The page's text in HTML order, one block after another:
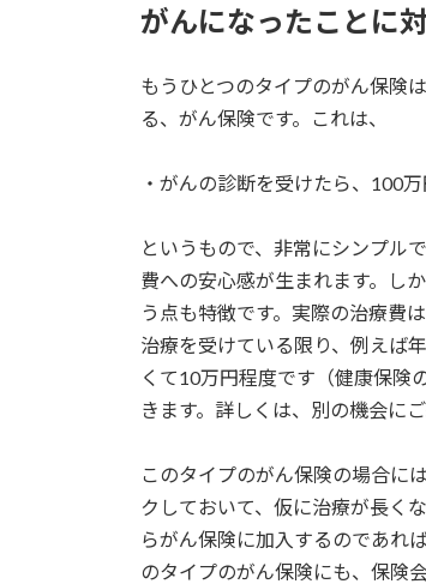
がんになったことに
もうひとつのタイプのがん保険
る、がん保険です。これは、
・がんの診断を受けたら、100
というもので、非常にシンプル
費への安心感が生まれます。し
う点も特徴です。実際の治療費
治療を受けている限り、例えば
くて10万円程度です（健康保険
きます。詳しくは、別の機会に
このタイプのがん保険の場合に
クしておいて、仮に治療が長く
らがん保険に加入するのであれ
のタイプのがん保険にも、保険